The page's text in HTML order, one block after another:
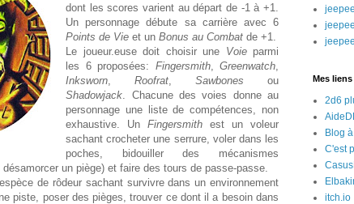
dont les scores varient au départ de -1 à +1.
Un personnage débute sa carrière avec 6
Points de Vie et unBonus au Combat de +1.
Le joueur.euse doit choisir une Voie parmi
les 6 proposées: Fingersmith, Greenwatch
Inksworn ,Roofrat ,Sawbones ou
Shadowjack . Chacune des voies donne au
personnage une liste de compétences, non
exhaustive. UnFingersmithest un voleur
sachant crocheter une serrure, voler dans les
poches, bidouiller des mécanismes
un piège) et faire des tours de passe-passe.
de rôdeur sachant survivre dans un environnement
piste, poser des pièges, trouver ce dont il a besoin dans
Mes
2d6
Blog
C'est
itch.io